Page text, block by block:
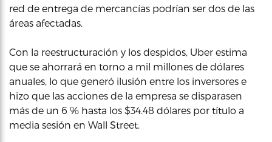
red de entrega de mercancías podrían ser dos de las
áreas afectadas.
Con la reestructuración y los despidos, Uber estima
que se ahorrará en torno a mil millones de dólares
anuales, lo que generó ilusión entre los inversores e
hizo que las acciones de la empresa se disparasen
más de un 6 % hasta los $34.48 dólares por título a
media sesión en Wall Street.